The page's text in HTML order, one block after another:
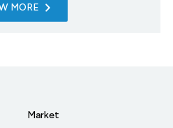
MORE
Market